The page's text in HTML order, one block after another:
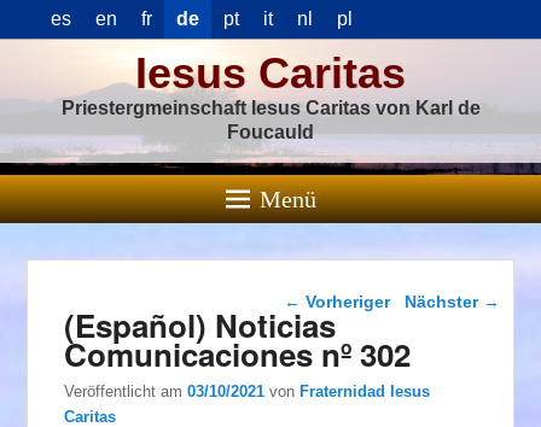
es en fr de pt it nl pl
Iesus Caritas
Priestergmeinschaft Iesus Caritas von Karl de
Foucauld
Menü
Beitragsnavigation
← Vorheriger Nächster →
(Español) Noticias
Comunicaciones nº 302
Veröffentlicht am03/10/2021 vonFraternidad Iesus
Caritas